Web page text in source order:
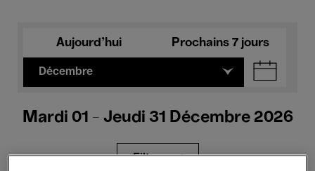
Aujourd'hui Prochains 7 jours
Décembre
Mardi 01 - Jeudi 31 Décembre 2026
Filtres